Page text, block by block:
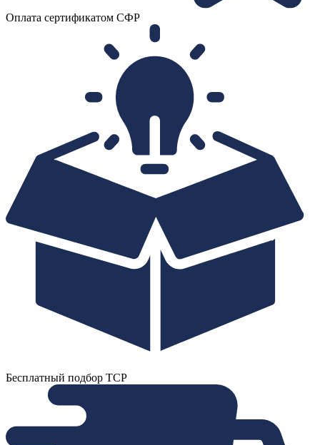
Оплата сертификатом СФР
Бесплатный подбор ТСР